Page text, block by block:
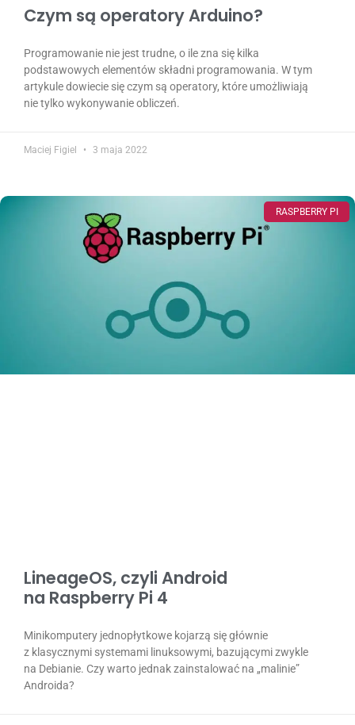
Czym są operatory Arduino?
Programowanie nie jest trudne, o ile zna się kilka
podstawowych elementów składni programowania. W tym
artykule dowiecie się czym są operatory, które umożliwiają
nie tylko wykonywanie obliczeń.
Maciej Figiel 3 maja 2022
RASPBERRY PI
LineageOS, czyli Android
na Raspberry Pi 4
Minikomputery jednopłytkowe kojarzą się głównie
z klasycznymi systemami linuksowymi, bazującymi zwykle
na Debianie. Czy warto jednak zainstalować na „malinie”
Androida?